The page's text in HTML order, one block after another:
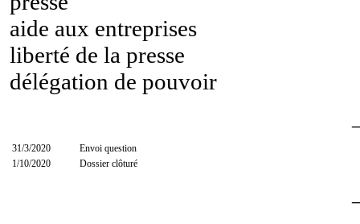
aide aux entreprises
liberté de la presse
délégation de pouvoir
31/3/2020
Envoi question
1/10/2020
Dossier clôturé